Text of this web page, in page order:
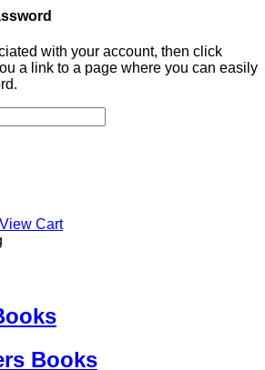
with your account, then click
a link to a page where you can easily
Cart
Books